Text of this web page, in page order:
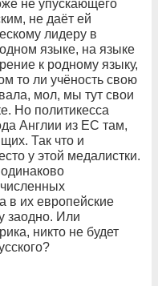
не упускающего
не даёт ей
лидеру в
языке, на языке
к родному языку,
то ли учёность свою
мол, мы тут свои
Но политикесса
Англии из ЕС там,
Так что и
у этой медалистки.
в их европейские
заодно. Или
никто не будет